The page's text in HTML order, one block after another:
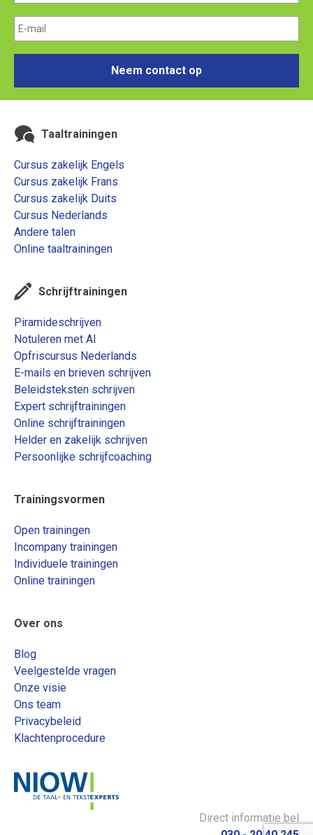
Neem contact op
Taaltrainingen
Cursus zakelijk Engels
Cursus zakelijk Frans
Cursus zakelijk Duits
Cursus Nederlands
Andere talen
Online taaltrainingen
Schrijftrainingen
Piramideschrijven
Notuleren met AI
Opfriscursus Nederlands
E-mails en brieven schrijven
Beleidsteksten schrijven
Expert schrijftrainingen
Online schrijftrainingen
Helder en zakelijk schrijven
Persoonlijke schrijfcoaching
Trainingsvormen
Open trainingen
Incompany trainingen
Individuele trainingen
Online trainingen
Over ons
Blog
Veelgestelde vragen
Onze visie
Ons team
Privacybeleid
Klachtenprocedure
Direct informatie bel